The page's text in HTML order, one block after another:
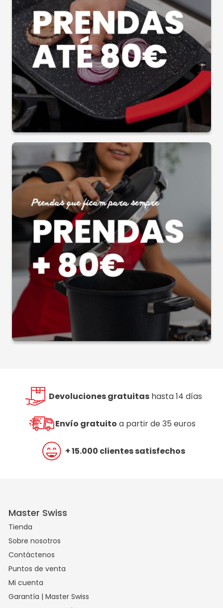
Devoluciones gratuitashasta 14 días
Envío gratuito a partir de 35 euros
+ 15.000 clientes satisfechos
Master Swiss
Tienda
Sobre nosotros
Contáctenos
Puntos de venta
Mi cuenta
Garantía | Master Swiss